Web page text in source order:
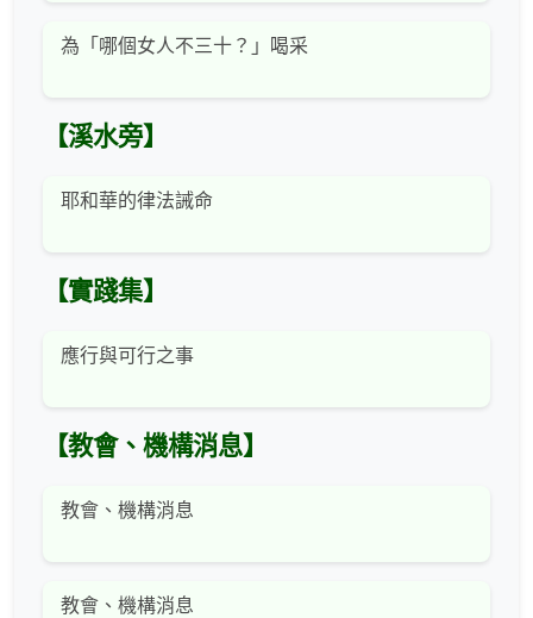
為「哪個女人不三十？」喝采
【溪水旁】
耶和華的律法誡命
【實踐集】
應行與可行之事
【教會、機構消息】
教會、機構消息
教會、機構消息